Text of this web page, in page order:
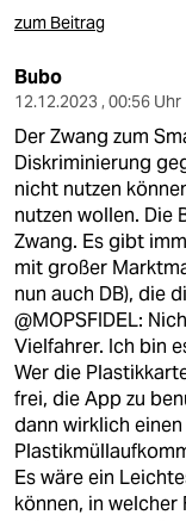
verlag
veranstaltungen
shop
fragen & hilfe
unterstützen
abo
genossenschaft
epaper login
zum Beitrag
Bubo
12.12.2023 , 00:56 Uhr
Der Zwang zum
Diskriminierung
nicht nutzen
nutzen wollen. Die
Zwang. Es gibt
mit großer
nun auch DB), die
@MOPSFIDEL:
Vielfahrer. Ich bin
Wer die
frei, die App zu
dann wirklich
Es wäre ein
können, in